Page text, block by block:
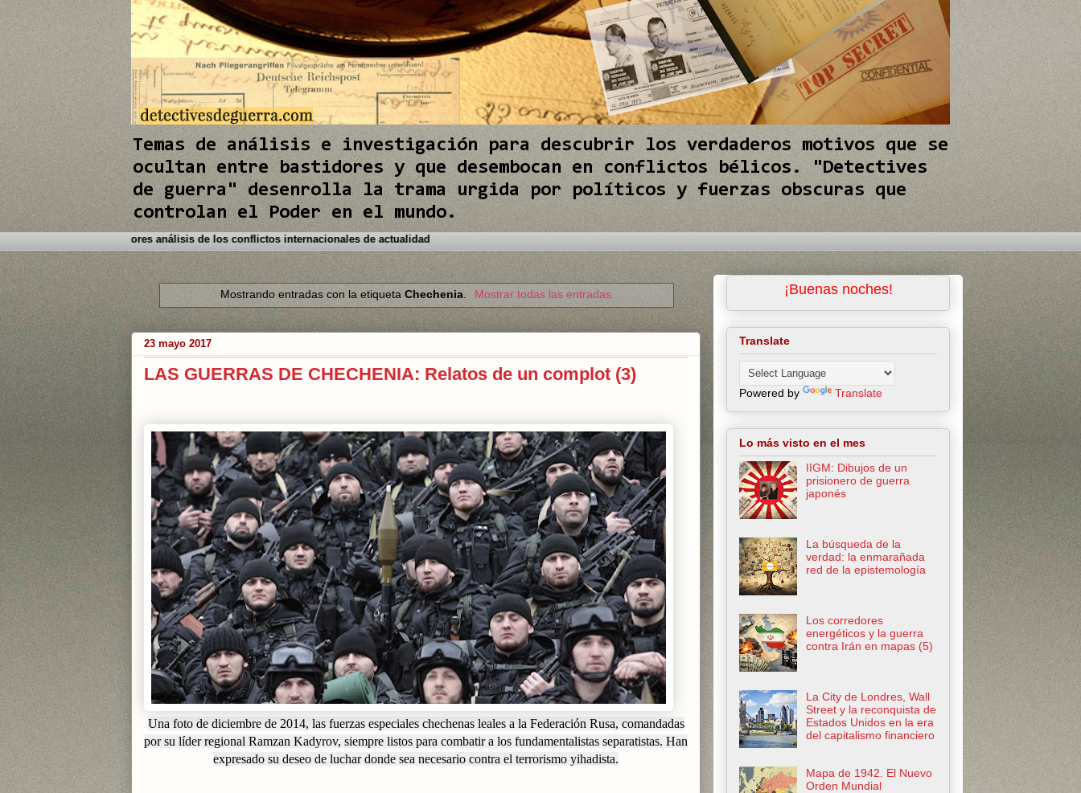
Temas de análisis e investigación para descubrir los verdaderos motivos que se
ocultan entre bastidores y que desembocan en conflictos bélicos. "Detectives
de guerra" desenrolla la trama urgida por políticos y fuerzas obscuras que
controlan el Poder en el mundo.
a este Blog. Detectives de Guerra le brinda los mejores análisis de los conflictos internacionales de actualidad
Mostrando entradas con la etiquetaChechenia. Mostrar todas las entradas
23 mayo 2017
LAS GUERRAS DE CHECHENIA: Relatos de un complot (3)
Una foto de diciembre de 2014, las fuerzas especiales chechenas leales a la Federación Rusa, comandadas
por su líder regional Ramzan Kadyrov, siempre listos para combatir a los fundamentalistas separatistas. Han
expresado su deseo de luchar donde sea necesario contra el terrorismo yihadista.
I
¡Buenas noches!
Translate
Powered by Translate
Lo más visto en el mes
IIGM: Dibujos de un
prisionero de guerra
japonés
La búsqueda de la
verdad: la enmarañada
red de la epistemología
Los corredores
energéticos y la guerra
contra Irán en mapas (5)
La City de Londres, Wall
Street y la reconquista de
Estados Unidos en la era
del capitalismo financiero
Mapa de 1942. El Nuevo
Orden Mundial